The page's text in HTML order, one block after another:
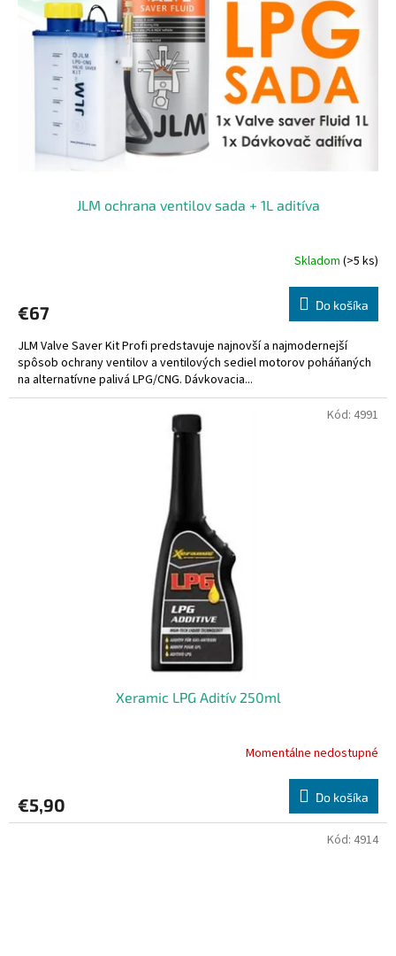
JLM ochrana ventilov sada + 1L aditíva
Skladom (>5 ks)
€67 Do košíka
JLM Valve Saver Kit Profi predstavuje najnovší a najmodernejší
spôsob ochrany ventilov a ventilových sediel motorov poháňaných
na alternatívne palivá LPG/CNG. Dávkovacia...
Xeramic LPG Aditív 250ml
Momentálne nedostupné
€5,90 Do košíka
Kód: 4991
Kód: 4914